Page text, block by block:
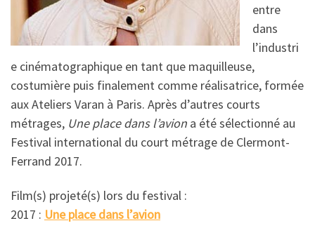
entre
dans
l’industri
e cinématographique en tant que maquilleuse,
costumière puis finalement comme réalisatrice, formée
aux Ateliers Varan à Paris. Après d’autres courts
métrages, Une place dans l’avion a été sélectionné au
Festival international du court métrage de Clermont-
Ferrand 2017.
Film(s) projeté(s) lors du festival :
2017 : Une place dans l’avion